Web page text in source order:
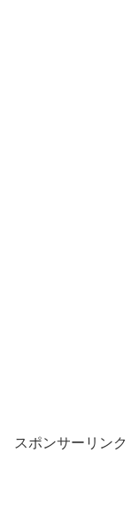
スポンサーリンク